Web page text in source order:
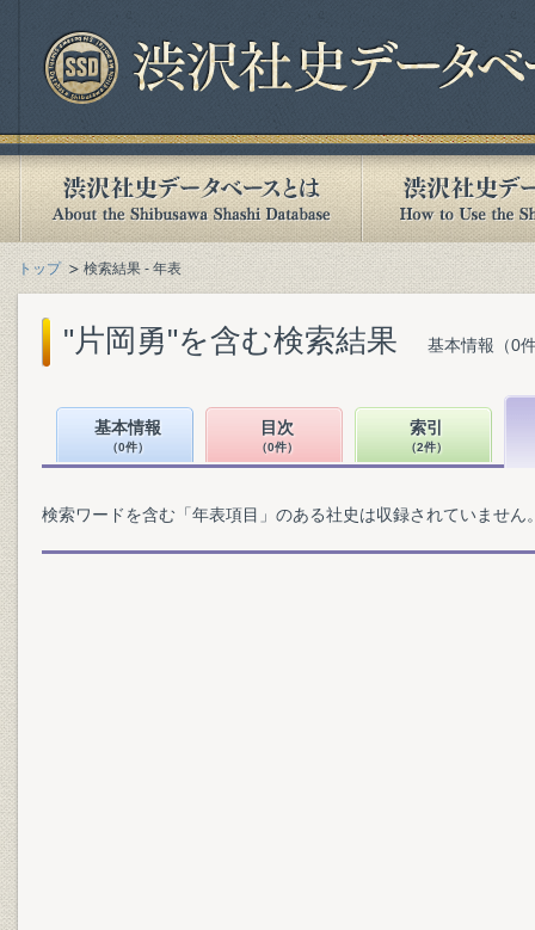
トップ 検索結果 - 年表
"片岡勇"を含む検索結果 基本情報（0
基本情報
（0件）
目次
（0件）
索引
（2件）
検索ワードを含む「年表項目」のある社史は収録されていません